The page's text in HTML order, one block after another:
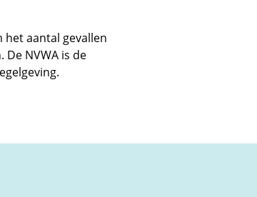
aantal gevallen
NVWA is de